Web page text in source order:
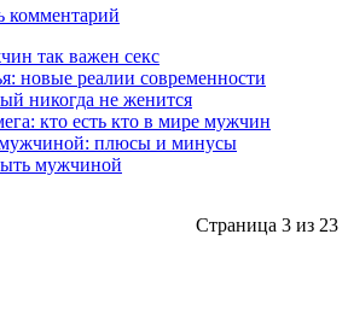
комментарий
так важен секс
новые реалии современности
никогда не женится
кто есть кто в мире мужчин
плюсы и минусы
мужчиной
Страница 3 из 23